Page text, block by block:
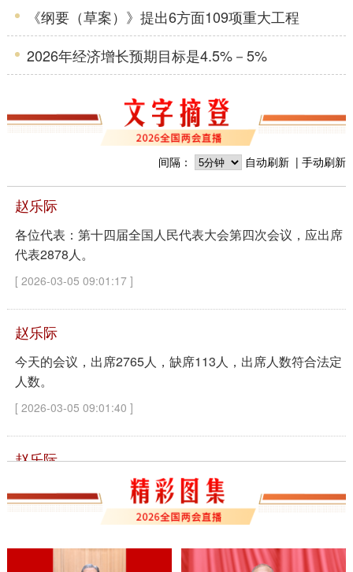
《纲要（草案）》提出6方面109项重大工程
2026年经济增长预期目标是4.5%－5%
间隔： 自动刷新 手动刷新
赵乐际
各位代表：第十四届全国人民代表大会第四次会议，应出席
代表2878人。
[ 2026-03-05 09:01:17 ]
赵乐际
今天的会议，出席2765人，缺席113人，出席人数符合法定
人数。
[ 2026-03-05 09:01:40 ]
赵乐际
现在我宣布：中华人民共和国第十四届全国人民代表大会第
四次会议开幕。